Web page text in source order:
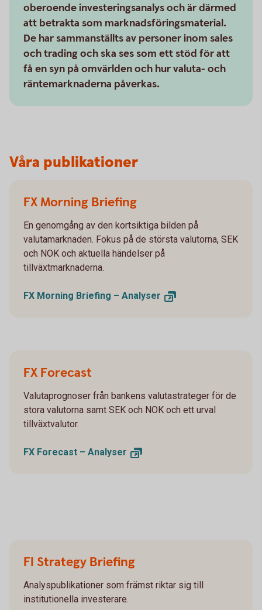
oberoende investeringsanalys och är därmed
att betrakta som marknadsföringsmaterial.
De har sammanställts av personer inom sales
och trading och ska ses som ett stöd för att
få en syn på omvärlden och hur valuta- och
räntemarknaderna påverkas.
Våra publikationer
FX Morning Briefing
En genomgång av den kortsiktiga bilden på
valutamarknaden. Fokus på de största valutorna, SEK
och NOK och aktuella händelser på
tillväxtmarknaderna.
FX Morning Briefing – Analyser
FX Forecast
Valutaprognoser från bankens valutastrateger för de
stora valutorna samt SEK och NOK och ett urval
tillväxtvalutor.
FX Forecast – Analyser
FI Strategy Briefing
Analyspublikationer som främst riktar sig till
institutionella investerare.